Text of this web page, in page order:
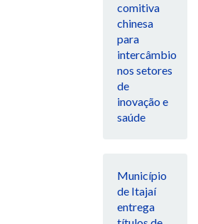
comitiva
chinesa
para
intercâmbio
nos setores
de
inovação e
saúde
Município
de Itajaí
entrega